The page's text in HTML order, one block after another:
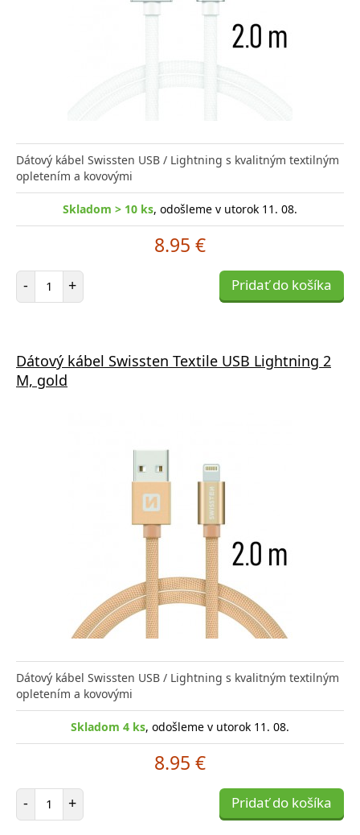
Dátový kábel Swissten USB / Lightning s kvalitným textilným
opletením a kovovými
Skladom > 10 ks, odošleme v utorok 11. 08.
8.95 €
- Počet položiek
+ Pridať do košíka
Dátový kábel Swissten Textile USB Lightning 2
M, gold
Dátový kábel Swissten USB / Lightning s kvalitným textilným
opletením a kovovými
Skladom 4 ks, odošleme v utorok 11. 08.
8.95 €
- Počet položiek
+ Pridať do košíka